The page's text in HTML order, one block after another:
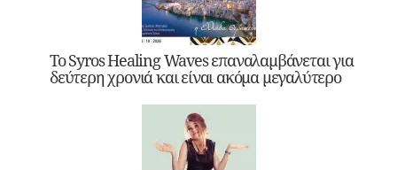
Το Syros Healing Waves επαναλαμβάνεται για
δεύτερη χρονιά και είναι ακόμα μεγαλύτερο